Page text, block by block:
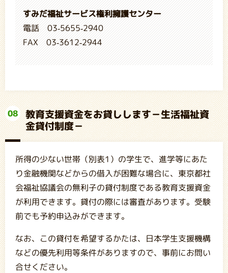
すみだ福祉サービス権利擁護センター
電話 03-5655-2940
FAX 03-3612-2944
08
教育支援資金をお貸しします－生活福祉資
金貸付制度－
所得の少ない世帯（別表1）の学生で、進学等にあた
り金融機関などからの借入が困難な場合に、東京都社
会福祉協議会の無利子の貸付制度である教育支援資金
が利用できます。貸付の際には審査があります。受験
前でも予約申込みができます。
なお、この貸付を希望するかたは、日本学生支援機構
などの優先利用等条件がありますので、事前にお問い
合せください。